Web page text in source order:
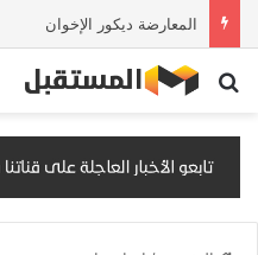
رئيس الوزراء يستقبل رئيس
بحث عن